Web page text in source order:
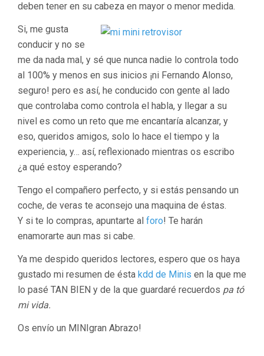
deben tener en su cabeza en mayor o menor medida.
Si, me gusta
conducir y no se
me da nada mal, y sé que nunca nadie lo controla todo
al 100% y menos en sus inicios ¡ni Fernando Alonso,
seguro! pero es así, he conducido con gente al lado
que controlaba como controla el habla, y llegar a su
nivel es como un reto que me encantaría alcanzar, y
eso, queridos amigos, solo lo hace el tiempo y la
experiencia, y… así, reflexionado mientras os escribo
¿a qué estoy esperando?
Tengo el compañero perfecto, y si estás pensando un
coche, de veras te aconsejo una maquina de éstas.
Y si te lo compras, apuntarte al foro! Te harán
enamorarte aun mas si cabe.
Ya me despido queridos lectores, espero que os haya
gustado mi resumen de ésta kdd de Minis en la que me
lo pasé TAN BIEN y de la que guardaré recuerdos pa tó
mi vida.
Os envío un MINIgran Abrazo!